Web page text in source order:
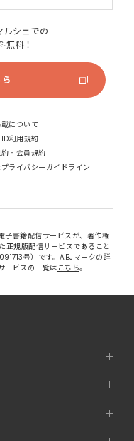
ルシェでの
無料！
について
利用規約
・会員規約
ライバシーガイドライン
子書籍配信サービスが、著作権
正規版配信サービスであること
号）です。ABJマークの詳
ービスの一覧は こちら。